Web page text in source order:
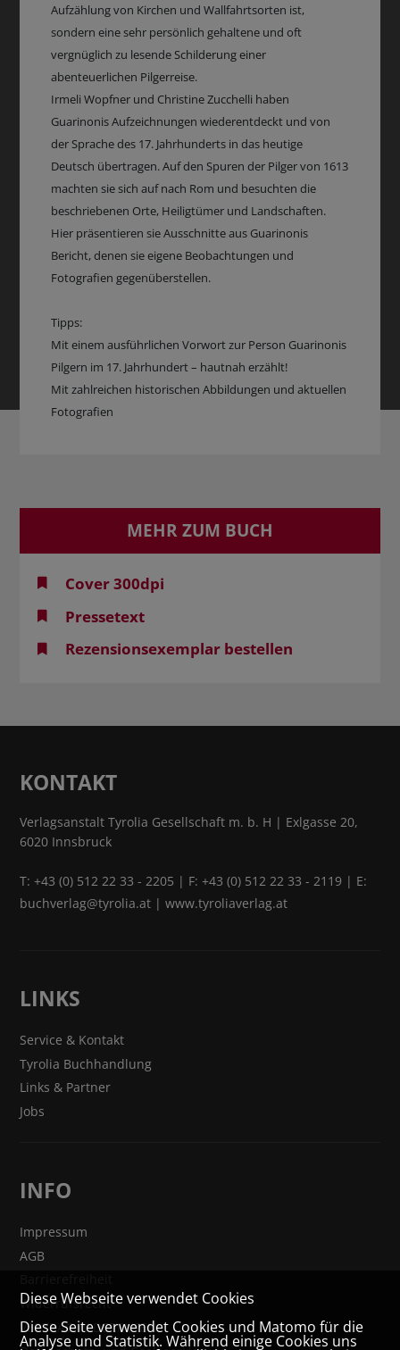
Aufzählung von Kirchen und Wallfahrtsorten ist,
sondern eine sehr persönlich gehaltene und oft
vergnüglich zu lesende Schilderung einer
abenteuerlichen Pilgerreise.
Irmeli Wopfner und Christine Zucchelli haben
Guarinonis Aufzeichnungen wiederentdeckt und von
der Sprache des 17. Jahrhunderts in das heutige
Deutsch übertragen. Auf den Spuren der Pilger von 1613
machten sie sich auf nach Rom und besuchten die
beschriebenen Orte, Heiligtümer und Landschaften.
Hier präsentieren sie Ausschnitte aus Guarinonis
Bericht, denen sie eigene Beobachtungen und
Fotografien gegenüberstellen.
Tipps:
Mit einem ausführlichen Vorwort zur Person Guarinonis
Pilgern im 17. Jahrhundert – hautnah erzählt!
Mit zahlreichen historischen Abbildungen und aktuellen
Fotografien
MEHR ZUM BUCH
Cover 300dpi
Pressetext
Rezensionsexemplar bestellen
KONTAKT
Verlagsanstalt Tyrolia Gesellschaft m. b. H | Exlgasse 20,
6020 Innsbruck
T:+43 (0) 512 22 33 - 2205 | F: +43 (0) 512 22 33 - 2119 | E:
buchverlag@tyrolia.at |www.tyroliaverlag.at
LINKS
Service & Kontakt
Tyrolia Buchhandlung
Links & Partner
Jobs
INFO
Impressum
AGB
Widerrufsrecht
VERTRAG WIDERRUFEN
Diese Webseite verwendet Cookies
Diese Seite verwendet Cookies und Matomo für die
Analyse und Statistik. Während einige Cookies uns